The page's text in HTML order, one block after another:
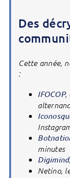
Des
Cette année,
:
IFOCOP,
minutes
Digimind
Netino,